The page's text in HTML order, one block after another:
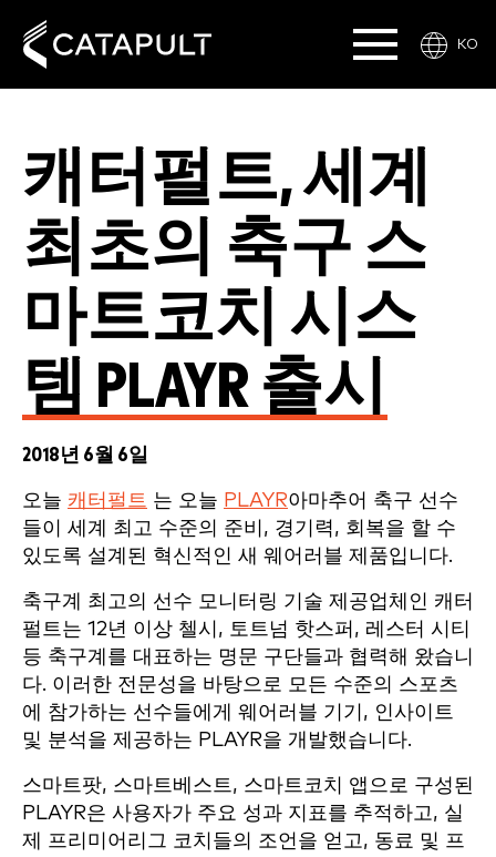
KO
캐터펄트, 세계
최초의 축구 스
마트코치 시스
템 PLAYR 출시
2018년 6월 6일
오늘 캐터펄트 는 오늘 PLAYR아마추어 축구 선수
들이 세계 최고 수준의 준비, 경기력, 회복을 할 수
있도록 설계된 혁신적인 새 웨어러블 제품입니다.
축구계 최고의 선수 모니터링 기술 제공업체인 캐터
펄트는 12년 이상 첼시, 토트넘 핫스퍼, 레스터 시티
등 축구계를 대표하는 명문 구단들과 협력해 왔습니
다. 이러한 전문성을 바탕으로 모든 수준의 스포츠
에 참가하는 선수들에게 웨어러블 기기, 인사이트
및 분석을 제공하는 PLAYR을 개발했습니다.
스마트팟, 스마트베스트, 스마트코치 앱으로 구성된
PLAYR은 사용자가 주요 성과 지표를 추적하고, 실
제 프리미어리그 코치들의 조언을 얻고, 동료 및 프